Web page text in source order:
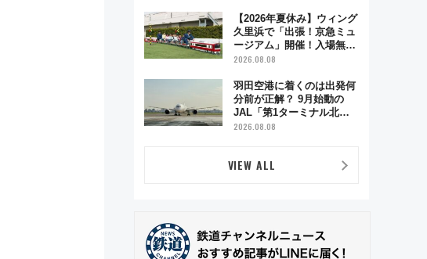
【2026年夏休み】ウィング
久里浜で「出張！京急ミュ
ージアム」開催！入場無料
でスタンプラリーや子ども
2026.08.08
羽田空港に着くのは出発何
分前が正解？ 9月始動の
JAL「第1ターミナル北側
サテライト」は徒歩1キロ
2026.08.08
VIEW ALL